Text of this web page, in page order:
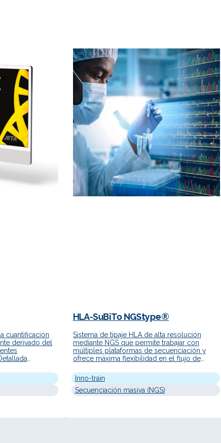
cuantificación
derivado del
para la
en plasma
HLA-SuBiTo NGStype®
Sistema de tipaje HLA de alta resolución
mediante NGS que permite trabajar con
múltiples plataformas de secuenciación y
ofrece máxima flexibilidad en el flujo de
NGStype® es una solución integral para el
tipaje HLA de alta resolución basada en
secuenciación de nueva generación (NGS),
desarrollada por inno-train Diagnostik. El
Inno-train
Secuenciación masiva (NGS)